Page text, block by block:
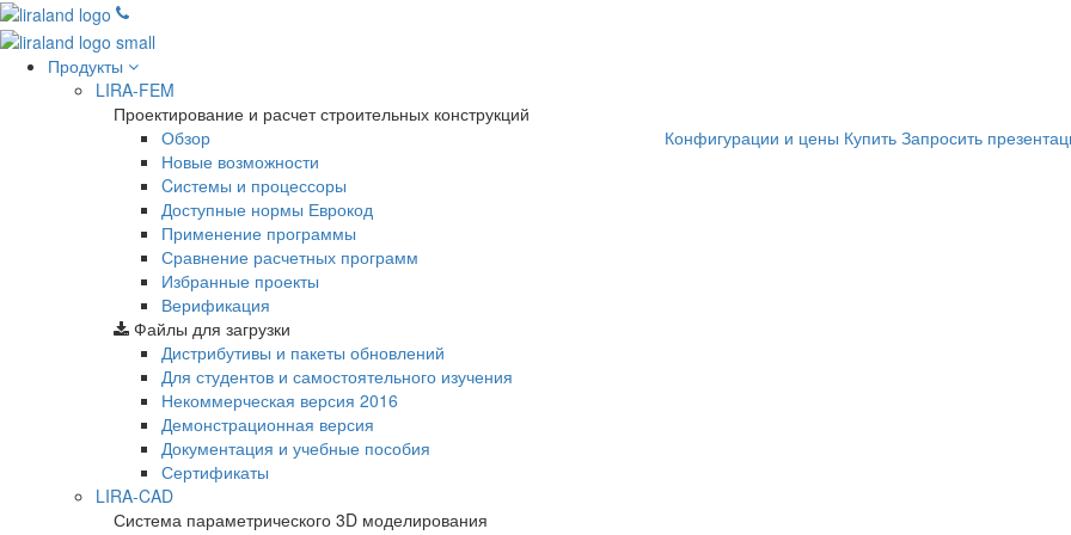
Продукты
LIRA-FEM
Проектирование и расчет строительных конструкций
Обзор
Новые возможности
Cистемы и процессоры
Доступные нормы Еврокод
Применение программы
Сравнение расчетных программ
Избранные проекты
Верификация
Конфигурации и цены Купить Запросить
Файлы для загрузки
Дистрибутивы и пакеты обновлений
Для студентов и самостоятельного изучения
Некоммерческая версия 2016
Демонстрационная версия
Документация и учебные пособия
Сертификаты
LIRA-CAD
Система параметрического 3D моделирования